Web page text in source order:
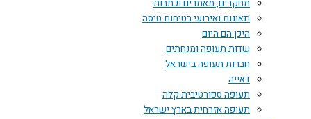
מחקרים, מאמרים וכתבות
תאונות ואירועי בטיחות טיסה
היכן הם היום
שדות תעופה ומנחתים
חברות תעופה בישראל
דאייה
תעופה ספורטיבית קלה
תעופה אזרחית בארץ ישראל